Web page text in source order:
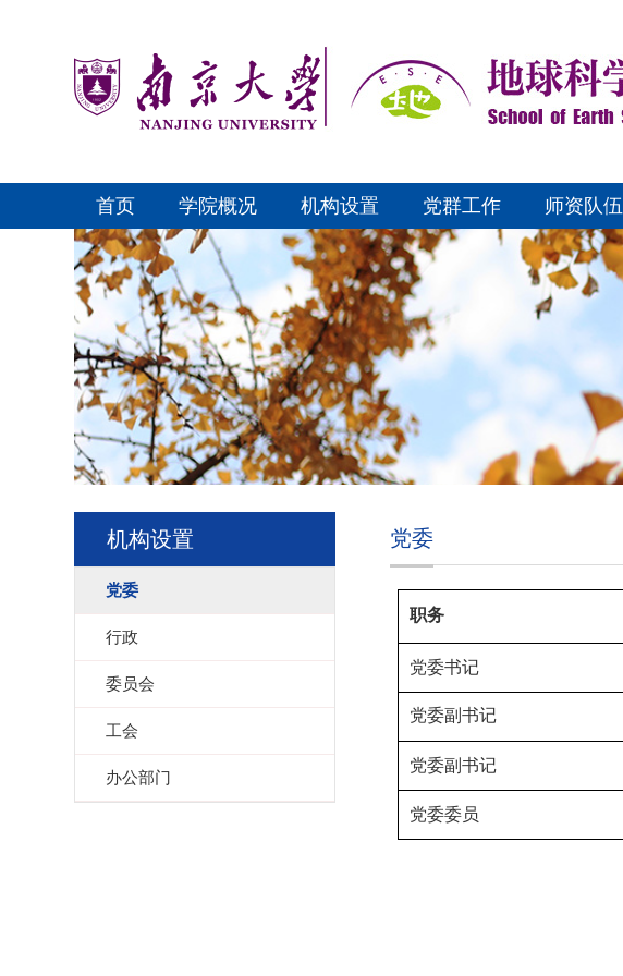
首页 学院概况 机构设置 党群工作 师资队伍
机构设置
党委
行政
委员会
工会
办公部门
党委
职务
党委书记
党委副书记
党委副书记
党委委员